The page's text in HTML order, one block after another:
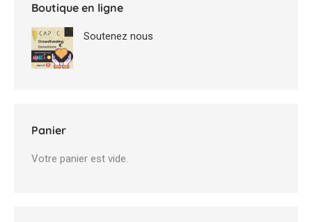
Boutique en ligne
Soutenez nous
Panier
Votre panier est vide.